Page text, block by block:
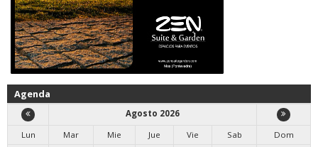
Agenda
Agosto 2026
Lun
Mar Mie Jue Vie Sab
Dom